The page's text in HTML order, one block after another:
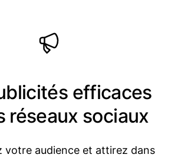
efficaces
réseaux sociaux
votre audience et attirez dans